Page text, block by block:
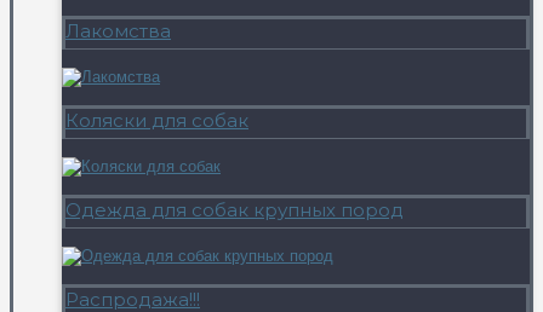
Лакомства
Коляски для собак
Одежда для собак крупных пород
Распродажа!!!